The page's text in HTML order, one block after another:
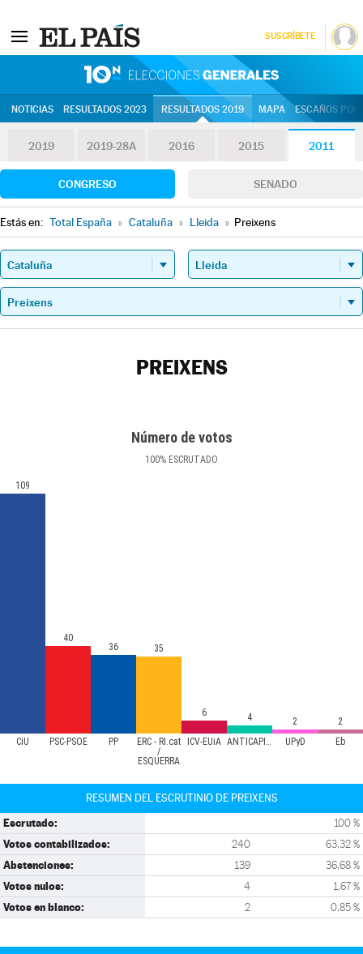
SUSCRÍBETE
NOTICIAS RESULTADOS 2023 RESULTADOS 2019 MAPA ESCAÑOS
2019 2019-28A 2016 2015 2011
CONGRESO SENADO
Estás en: Total España » Cataluña » Lleida » Preixens
PREIXENS
Número de votos
100% ESCRUTADO
CiU PSC-PSOE PP
ERC - RI.cat
/
ESQUERRA
ICV-EUiA ANTICAPITALISTES UPyD Eb
109
40
36 35
6 4 2 2
RESUMEN DEL ESCRUTINIO DE PREIXENS
Escrutado: 100 %
Votos contabilizados: 240 63,32 %
Abstenciones: 139 36,68 %
Votos nulos: 4 1,67 %
Votos en blanco: 2 0,85 %